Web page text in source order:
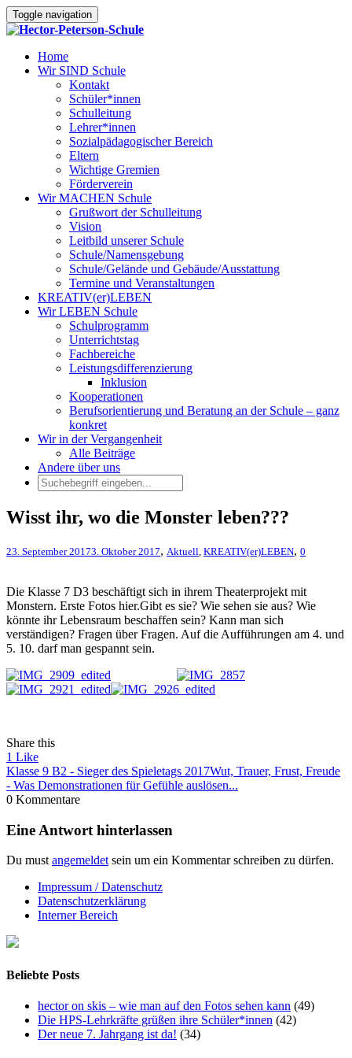
Toggle navigation
Home
Wir SIND Schule
Kontakt
Schüler*innen
Schulleitung
Lehrer*innen
Sozialpädagogischer Bereich
Eltern
Wichtige Gremien
Förderverein
Wir MACHEN Schule
Grußwort der Schulleitung
Vision
Leitbild unserer Schule
Schule/Namensgebung
Schule/Gelände und Gebäude/Ausstattung
Termine und Veranstaltungen
KREATIV(er)LEBEN
Wir LEBEN Schule
Schulprogramm
Unterrichtstag
Fachbereiche
Leistungsdifferenzierung
Inklusion
Kooperationen
Berufsorientierung und Beratung an der Schule – ganz
konkret
Wir in der Vergangenheit
Alle Beiträge
Andere über uns
Wisst ihr, wo die Monster leben???
23. September 20173. Oktober 2017, Aktuell KREATIV(er)LEBEN, 0
Die Klasse 7 D3 beschäftigt sich in ihrem Theaterprojekt mit
Monstern. Erste Fotos hier.Gibt es sie? Wie sehen sie aus? Wie
könnte ihr Lebensraum beschaffen sein? Kann man sich
verständigen? Fragen über Fragen. Auf die Aufführungen am 4. und
5. 10. darf man gespannt sein.
Share this
1 Like
Klasse 9 B2 - Sieger des Spieletags 2017Wut, Trauer, Frust, Freude
- Was Demonstrationen für Gefühle auslösen...
0 Kommentare
Eine Antwort hinterlassen
Du must angemeldet sein um ein Kommentar schreiben zu dürfen.
Impressum / Datenschutz
Datenschutzerklärung
Interner Bereich
Beliebte Posts
hector on skis – wie man auf den Fotos sehen kann (49)
Die HPS-Lehrkräfte grüßen ihre Schüler*innen (42)
Der neue 7. Jahrgang ist da! (34)